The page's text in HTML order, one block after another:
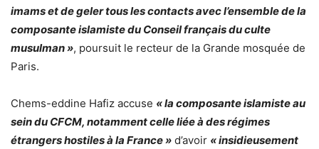
imams et de geler tous les contacts avec l’ensemble de la
composante islamiste du Conseil français du culte
musulman », poursuit le recteur de la Grande mosquée de
Paris.
Chems-eddine Hafiz accuse « la composante islamiste au
sein du CFCM, notamment celle liée à des régimes
étrangers hostiles à la France » d’avoir « insidieusement